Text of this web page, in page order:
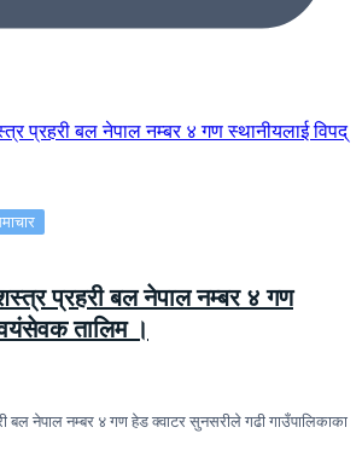
प्रहरी बल नेपाल नम्बर ४ गण
तालिम ।
बल नेपाल नम्बर ४ गण हेड क्वाटर सुनसरीले गढी गाउँपालिकाका